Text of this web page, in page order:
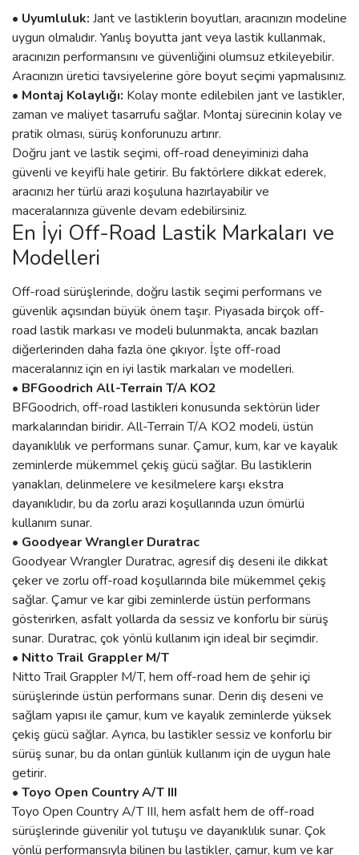
• Uyumluluk: Jant ve lastiklerin boyutları, aracınızın modeline
uygun olmalıdır. Yanlış boyutta jant veya lastik kullanmak,
aracınızın performansını ve güvenliğini olumsuz etkileyebilir.
Aracınızın üretici tavsiyelerine göre boyut seçimi yapmalısınız.
• Montaj Kolaylığı: Kolay monte edilebilen jant ve lastikler,
zaman ve maliyet tasarrufu sağlar. Montaj sürecinin kolay ve
pratik olması, sürüş konforunuzu artırır.
Doğru jant ve lastik seçimi, off-road deneyiminizi daha
güvenli ve keyifli hale getirir. Bu faktörlere dikkat ederek,
aracınızı her türlü arazi koşuluna hazırlayabilir ve
maceralarınıza güvenle devam edebilirsiniz.
En İyi Off-Road Lastik Markaları ve
Modelleri
Off-road sürüşlerinde, doğru lastik seçimi performans ve
güvenlik açısından büyük önem taşır. Piyasada birçok off-
road lastik markası ve modeli bulunmakta, ancak bazıları
diğerlerinden daha fazla öne çıkıyor. İşte off-road
maceralarınız için en iyi lastik markaları ve modelleri.
• BFGoodrich All-Terrain T/A KO2
BFGoodrich, off-road lastikleri konusunda sektörün lider
markalarından biridir. All-Terrain T/A KO2 modeli, üstün
dayanıklılık ve performans sunar. Çamur, kum, kar ve kayalık
zeminlerde mükemmel çekiş gücü sağlar. Bu lastiklerin
yanakları, delinmelere ve kesilmelere karşı ekstra
dayanıklıdır, bu da zorlu arazi koşullarında uzun ömürlü
kullanım sunar.
• Goodyear Wrangler Duratrac
Goodyear Wrangler Duratrac, agresif diş deseni ile dikkat
çeker ve zorlu off-road koşullarında bile mükemmel çekiş
sağlar. Çamur ve kar gibi zeminlerde üstün performans
gösterirken, asfalt yollarda da sessiz ve konforlu bir sürüş
sunar. Duratrac, çok yönlü kullanım için ideal bir seçimdir.
• Nitto Trail Grappler M/T
Nitto Trail Grappler M/T, hem off-road hem de şehir içi
sürüşlerinde üstün performans sunar. Derin diş deseni ve
sağlam yapısı ile çamur, kum ve kayalık zeminlerde yüksek
çekiş gücü sağlar. Ayrıca, bu lastikler sessiz ve konforlu bir
sürüş sunar, bu da onları günlük kullanım için de uygun hale
getirir.
• Toyo Open Country A/T III
Toyo Open Country A/T III, hem asfalt hem de off-road
sürüşlerinde güvenilir yol tutuşu ve dayanıklılık sunar. Çok
yönlü performansıyla bilinen bu lastikler, çamur, kum ve kar